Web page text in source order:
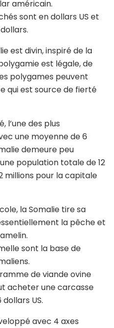
américain.
sont en dollars US et
est divin, inspiré de la
est légale, de
polygames peuvent
qui est source de fierté
l’une des plus
une moyenne de 6
demeure peu
population totale de 12
millions pour la capitale
la Somalie tire sa
la pêche et
sont la base de
de viande ovine
acheter une carcasse
US.
avec 4 axes